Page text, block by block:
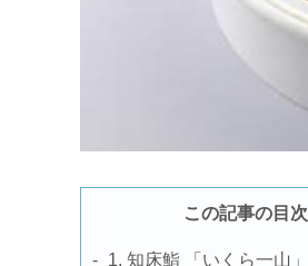
この記事の目次
1. 知床鮨 「いくら一山」